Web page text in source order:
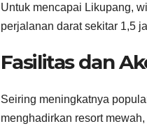
Untuk mencapai Likupang,
perjalanan darat sekitar 1,5
Fasilitas dan
Seiring meningkatnya
menghadirkan resort